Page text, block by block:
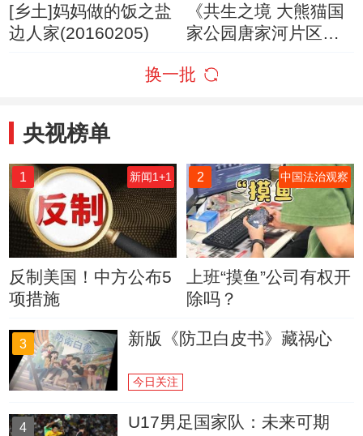
[乡土]妈妈做的饭之盐
边人家(20160205)
《共生之境 大熊猫国
家公园唐家河片区》
落后 蒲友德养起了中
换一批
央视榜单
1 新闻1+1
反制美国！中方公布5
项措施
2 中国法治观察
上班“摸鱼”公司有权开
除吗？
3 新版《防卫白皮书》藏祸心
今日关注
4 U17男足国家队：未来可期